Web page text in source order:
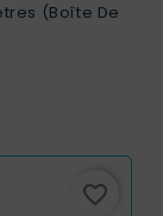
(boîte De
favorite_border